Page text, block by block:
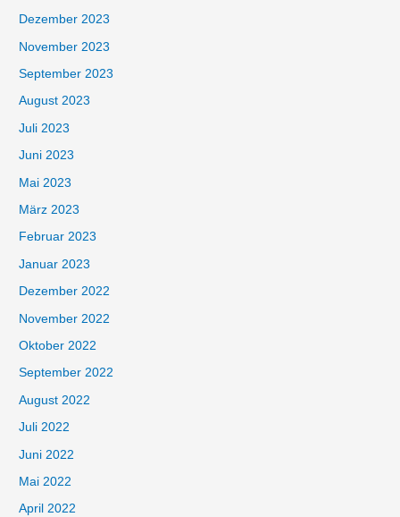
Dezember 2023
November 2023
September 2023
August 2023
Juli 2023
Juni 2023
Mai 2023
März 2023
Februar 2023
Januar 2023
Dezember 2022
November 2022
Oktober 2022
September 2022
August 2022
Juli 2022
Juni 2022
Mai 2022
April 2022